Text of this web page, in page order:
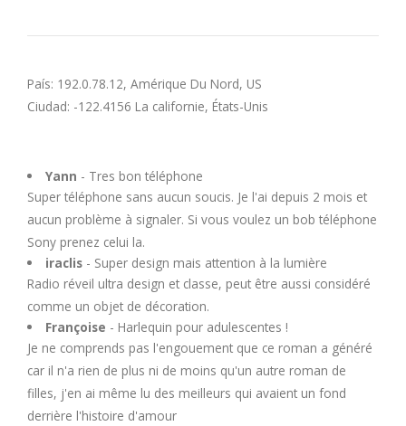
País: 192.0.78.12, Amérique Du Nord, US
Ciudad: -122.4156 La californie, États-Unis
Yann - Tres bon téléphone
Super téléphone sans aucun soucis. Je l'ai depuis 2 mois et
aucun problème à signaler. Si vous voulez un bob téléphone
Sony prenez celui la.
iraclis- Super design mais attention à la lumière
Radio réveil ultra design et classe, peut être aussi considéré
comme un objet de décoration.
Françoise - Harlequin pour adulescentes !
Je ne comprends pas l'engouement que ce roman a généré
car il n'a rien de plus ni de moins qu'un autre roman de
filles, j'en ai même lu des meilleurs qui avaient un fond
derrière l'histoire d'amour